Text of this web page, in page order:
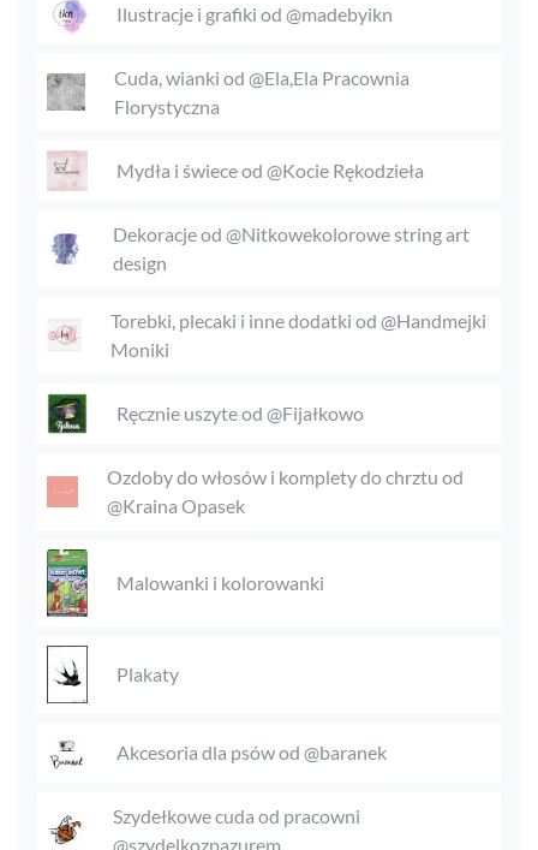
Ilustracje i grafiki od @madebyikn
Cuda, wianki od @Ela,Ela Pracownia
Florystyczna
Mydła i świece od @Kocie Rękodzieła
Dekoracje od @Nitkowekolorowe string art
design
Torebki, plecaki i inne dodatki od @Handmejki
Moniki
Ręcznie uszyte od @Fijałkowo
Ozdoby do włosów i komplety do chrztu od
@Kraina Opasek
Malowanki i kolorowanki
Plakaty
Akcesoria dla psów od @baranek
Szydełkowe cuda od pracowni
@szydelkozpazurem